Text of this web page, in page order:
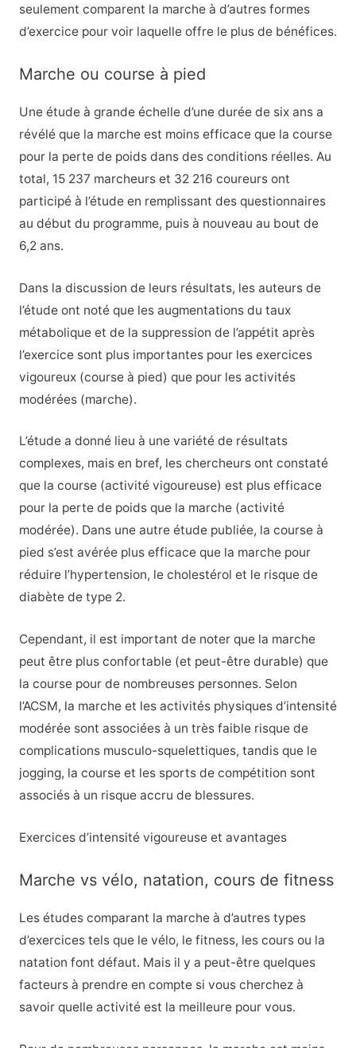
seulement comparent la marche à d’autres formes
d’exercice pour voir laquelle offre le plus de bénéfices.
Marche ou course à pied
Une étude à grande échelle d’une durée de six ans a
révélé que la marche est moins efficace que la course
pour la perte de poids dans des conditions réelles. Au
total, 15 237 marcheurs et 32 216 coureurs ont
participé à l’étude en remplissant des questionnaires
au début du programme, puis à nouveau au bout de
6,2 ans.
Dans la discussion de leurs résultats, les auteurs de
l’étude ont noté que les augmentations du taux
métabolique et de la suppression de l’appétit après
l’exercice sont plus importantes pour les exercices
vigoureux (course à pied) que pour les activités
modérées (marche).
L’étude a donné lieu à une variété de résultats
complexes, mais en bref, les chercheurs ont constaté
que la course (activité vigoureuse) est plus efficace
pour la perte de poids que la marche (activité
modérée). Dans une autre étude publiée, la course à
pied s’est avérée plus efficace que la marche pour
réduire l’hypertension, le cholestérol et le risque de
diabète de type 2.
Cependant, il est important de noter que la marche
peut être plus confortable (et peut-être durable) que
la course pour de nombreuses personnes. Selon
l’ACSM, la marche et les activités physiques d’intensité
modérée sont associées à un très faible risque de
complications musculo-squelettiques, tandis que le
jogging, la course et les sports de compétition sont
associés à un risque accru de blessures.
Exercices d’intensité vigoureuse et avantages
Marche vs vélo, natation, cours de fitness
Les études comparant la marche à d’autres types
d’exercices tels que le vélo, le fitness, les cours ou la
natation font défaut. Mais il y a peut-être quelques
facteurs à prendre en compte si vous cherchez à
savoir quelle activité est la meilleure pour vous.